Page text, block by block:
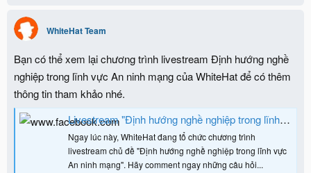
t
i
o
s
:
WhiteHat Team
Bạn có thể xem lại chương trình livestream Định hướng nghề
nghiệp trong lĩnh vực An ninh mạng của WhiteHat để có thêm
thông tin tham khảo nhé.
Livestream "Định hướng nghề nghiệp trong lĩnh vực An ninh mạng"
Ngay lúc này, WhiteHat đang tổ chức chương trình
livestream chủ đề "Định hướng nghề nghiệp trong lĩnh vực
An ninh mạng". Hãy comment ngay những câu hỏi...